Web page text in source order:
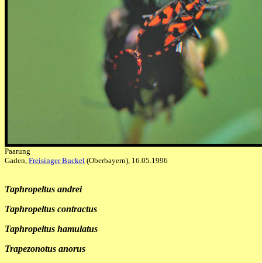
Paarung
Gaden, Freisinger Buckel (Oberbayern), 16.05.1996
Taphropeltus andrei
Taphropeltus contractus
Taphropeltus hamulatus
Trapezonotus anorus